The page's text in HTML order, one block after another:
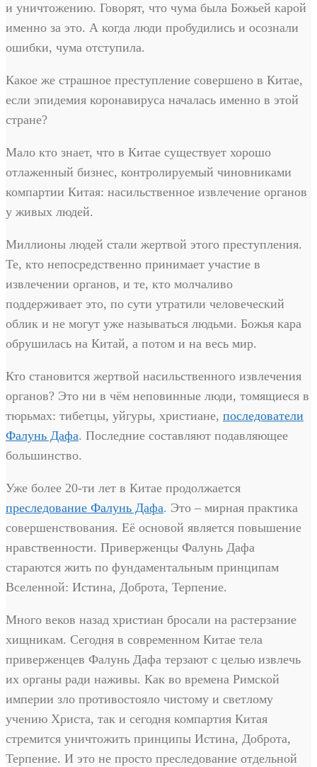
и уничтожению. Говорят, что чума была Божьей карой
именно за это. А когда люди пробудились и осознали
ошибки, чума отступила.
Какое же страшное преступление совершено в Китае,
если эпидемия коронавируса началась именно в этой
стране?
Мало кто знает, что в Китае существует хорошо
отлаженный бизнес, контролируемый чиновниками
компартии Китая: насильственное извлечение органов
у живых людей.
Миллионы людей стали жертвой этого преступления.
Те, кто непосредственно принимает участие в
извлечении органов, и те, кто молчаливо
поддерживает это, по сути утратили человеческий
облик и не могут уже называться людьми. Божья кара
обрушилась на Китай, а потом и на весь мир.
Кто становится жертвой насильственного извлечения
органов? Это ни в чём неповинные люди, томящиеся в
тюрьмах: тибетцы, уйгуры, христиане, последователи
Фалунь Дафа. Последние составляют подавляющее
большинство.
Уже более 20-ти лет в Китае продолжается
преследование Фалунь Дафа. Это – мирная практика
совершенствования. Её основой является повышение
нравственности. Приверженцы Фалунь Дафа
стараются жить по фундаментальным принципам
Вселенной: Истина, Доброта, Терпение.
Много веков назад христиан бросали на растерзание
хищникам. Сегодня в современном Китае тела
приверженцев Фалунь Дафа терзают с целью извлечь
их органы ради наживы. Как во времена Римской
империи зло противостояло чистому и светлому
учению Христа, так и сегодня компартия Китая
стремится уничтожить принципы Истина, Доброта,
Терпение. И это не просто преследование отдельной